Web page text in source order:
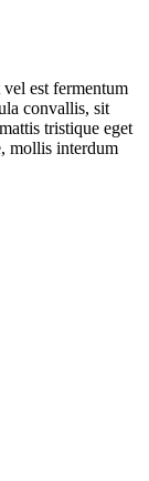
est fermentum
convallis, sit
tristique eget
mollis interdum